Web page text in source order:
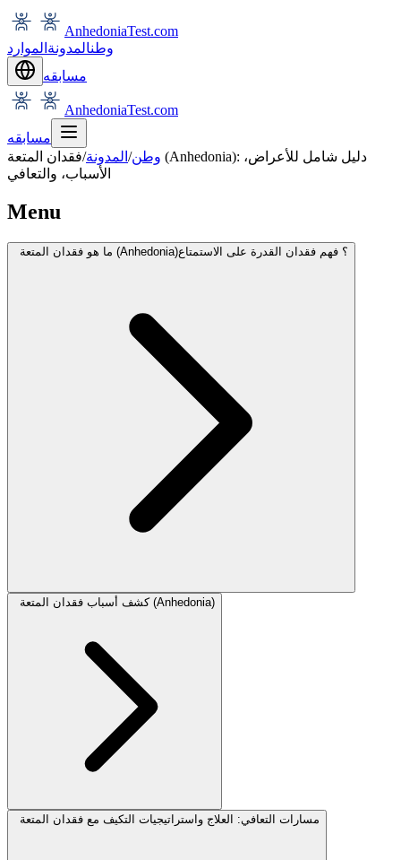
AnhedoniaTest.com
وطنالمدونة الموارد
مسابقه
AnhedoniaTest.com
مسابقه
وطن/ المدونة/فقدان المتعة (Anhedonia): دليل شامل للأعراض،
الأسباب، والتعافي
Menu
ما هو فقدان المتعة (Anhedonia)؟ فهم فقدان القدرة على الاستمتاع
كشف أسباب فقدان المتعة (Anhedonia)
مسارات التعافي: العلاج واستراتيجيات التكيف مع فقدان المتعة